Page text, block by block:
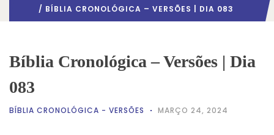
/ BÍBLIA CRONOLÓGICA – VERSÕES | DIA 083
Bíblia Cronológica – Versões | Dia
083
BÍBLIA CRONOLÓGICA - VERSÕES MARÇO 24, 2024